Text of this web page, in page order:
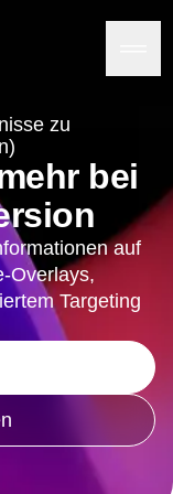
zu
bei
auf
Overlays,